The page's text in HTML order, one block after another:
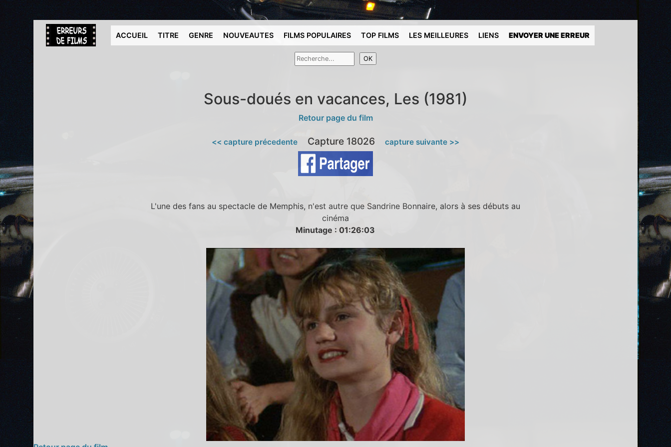
ACCUEIL TITRE GENRE NOUVEAUTES FILMS POPULAIRES TOP FILMS LES MEILLEURES LIENS ENVOYER UNE ERREUR
Sous-doués en vacances, Les (1981)
Retour page du film
<< capture précedente Capture 18026 capture suivante >>
L'une des fans au spectacle de Memphis, n'est autre que Sandrine Bonnaire, alors à ses débuts au
cinéma
Minutage : 01:26:03